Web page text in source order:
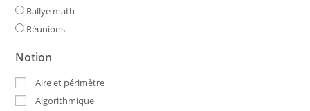
Rallye math
Réunions
Notion
Aire et périmètre
Algorithmique